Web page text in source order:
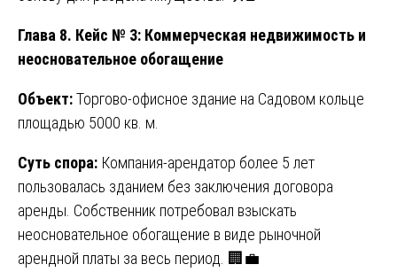
Глава 8. Кейс № 3: Коммерческая недвижимость и
неосновательное обогащение
Объект:Торгово-офисное здание на Садовом кольце
площадью 5000 кв. м.
Суть спора: Компания-арендатор более 5 лет
пользовалась зданием без заключения договора
аренды. Собственник потребовал взыскать
неосновательное обогащение в виде рыночной
арендной платы за весь период. 🏢💼